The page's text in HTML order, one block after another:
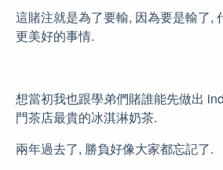
這賭注就是為了要輸, 因為要是輸了,
更美好的事情.
想當初我也跟學弟們賭誰能先做出
門茶店最貴的冰淇淋奶茶.
兩年過去了, 勝負好像大家都忘記了.